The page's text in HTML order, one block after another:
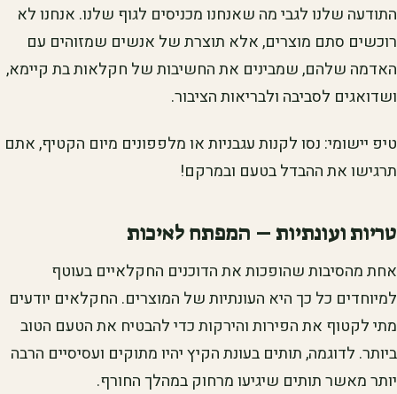
התודעה שלנו לגבי מה שאנחנו מכניסים לגוף שלנו. אנחנו לא
רוכשים סתם מוצרים, אלא תוצרת של אנשים שמזוהים עם
האדמה שלהם, שמבינים את החשיבות של חקלאות בת קיימא,
ושדואגים לסביבה ולבריאות הציבור.
טיפ יישומי: נסו לקנות עגבניות או מלפפונים מיום הקטיף, אתם
תרגישו את ההבדל בטעם ובמרקם!
טריות ועונתיות – המפתח לאיכות
אחת מהסיבות שהופכות את הדוכנים החקלאיים בעוטף
למיוחדים כל כך היא העונתיות של המוצרים. החקלאים יודעים
מתי לקטוף את הפירות והירקות כדי להבטיח את הטעם הטוב
ביותר. לדוגמה, תותים בעונת הקיץ יהיו מתוקים ועסיסיים הרבה
יותר מאשר תותים שיגיעו מרחוק במהלך החורף.